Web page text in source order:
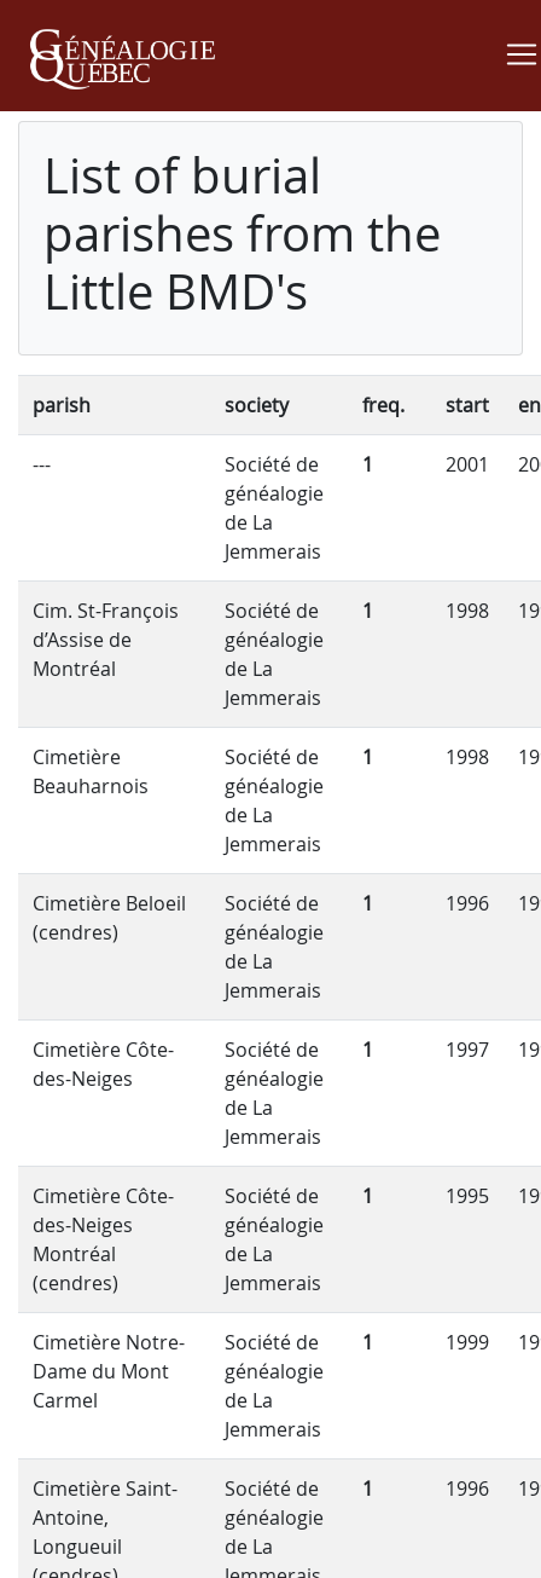
List of burial
parishes from the
Little BMD's
parish society freq. start
---
Société de
généalogie
de La
Jemmerais
1 2001
Cim. St-François
d’Assise de
Montréal
Société de
généalogie
de La
Jemmerais
1 1998
Cimetière
Beauharnois
Société de
généalogie
de La
Jemmerais
1 1998
Cimetière Beloeil
(cendres)
Société de
généalogie
de La
Jemmerais
1 1996
Cimetière Côte-
des-Neiges
Société de
généalogie
de La
Jemmerais
1 1997
Cimetière Côte-
des-Neiges
Montréal
(cendres)
Société de
généalogie
de La
Jemmerais
1 1995
Cimetière Notre-
Dame du Mont
Carmel
Société de
généalogie
de La
Jemmerais
1 1999
Cimetière Saint-
Antoine,
Longueuil
Société de
généalogie
de La
1 1996